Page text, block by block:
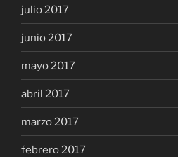
julio 2017
junio 2017
mayo 2017
abril 2017
marzo 2017
febrero 2017